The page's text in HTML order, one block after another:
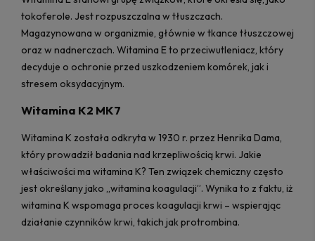
tokoferole. Jest rozpuszczalna w tłuszczach.
Magazynowana w organizmie, głównie w tkance tłuszczowej
oraz w nadnerczach. Witamina E to przeciwutleniacz, który
decyduje o ochronie przed uszkodzeniem komórek, jak i
stresem oksydacyjnym.
Witamina K2 MK7
Witamina K została odkryta w 1930 r. przez Henrika Dama,
który prowadził badania nad krzepliwością krwi. Jakie
właściwości ma witamina K? Ten związek chemiczny często
jest określany jako „witamina koagulacji”. Wynika to z faktu, iż
witamina K wspomaga proces koagulacji krwi – wspierając
działanie czynników krwi, takich jak protrombina.